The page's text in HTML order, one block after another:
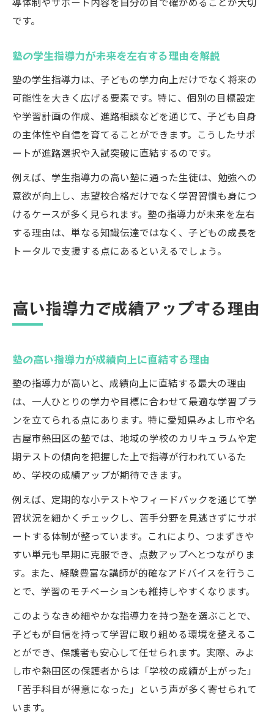
です。
塾の学生指導力が未来を左右する理由を解説
塾の学生指導力は、子どもの学力向上だけでなく将来の
可能性を大きく広げる要素です。特に、個別の目標設定
や学習計画の作成、進路相談などを通じて、子ども自身
の主体性や自信を育てることができます。こうしたサポ
ートが進路選択や入試突破に直結するのです。
例えば、学生指導力の高い塾に通った生徒は、勉強への
意欲が向上し、志望校合格だけでなく学習習慣も身につ
けるケースが多く見られます。塾の指導力が未来を左右
する理由は、単なる知識伝達ではなく、子どもの成長を
トータルで支援する点にあるといえるでしょう。
高い指導力で成績アップする理由
塾の高い指導力が成績向上に直結する理由
塾の指導力が高いと、成績向上に直結する最大の理由
は、一人ひとりの学力や目標に合わせて最適な学習プラ
ンを立てられる点にあります。特に愛知県みよし市や名
古屋市熱田区の塾では、地域の学校のカリキュラムや定
期テストの傾向を把握した上で指導が行われているた
め、学校の成績アップが期待できます。
例えば、定期的な小テストやフィードバックを通じて学
習状況を細かくチェックし、苦手分野を見逃さずにサポ
ートする体制が整っています。これにより、つまずきや
すい単元も早期に克服でき、点数アップへとつながりま
す。また、経験豊富な講師が的確なアドバイスを行うこ
とで、学習のモチベーションも維持しやすくなります。
このようなきめ細やかな指導力を持つ塾を選ぶことで、
子どもが自信を持って学習に取り組める環境を整えるこ
とができ、保護者も安心して任せられます。実際、みよ
し市や熱田区の保護者からは「学校の成績が上がった」
「苦手科目が得意になった」という声が多く寄せられて
います。